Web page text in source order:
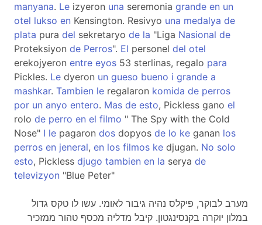
manyana. Le izyeron una seremonia grande en un
otel lukso en Kensington. Resivyo una medalya de
plata pura del sekretaryo de la "Liga Nasional de
Proteksiyon de Perros". El personel del otel
erekojyeron entre eyos 53 sterlinas, regalo para
Pickles. Le dyeron un gueso bueno i grande a
mashkar. Tambien le regalaron komida de perros
por un anyo entero. Mas de esto, Pickless gano el
rolo de perro en el filmo " The Spy with the Cold
Nose" I le pagaron dos dopyos de lo ke ganan los
perros en jeneral, en los filmos ke djugan. No solo
esto, Pickless djugo tambien en la serya de
televizyon "Blue Peter"
מערב לבוקר, פיקלס נהיה גיבור לאומי. עשו לו טקס גדול
במלון יוקרה בקנסינגטון. קיבל מדליה מכסף טהור ממזכיר